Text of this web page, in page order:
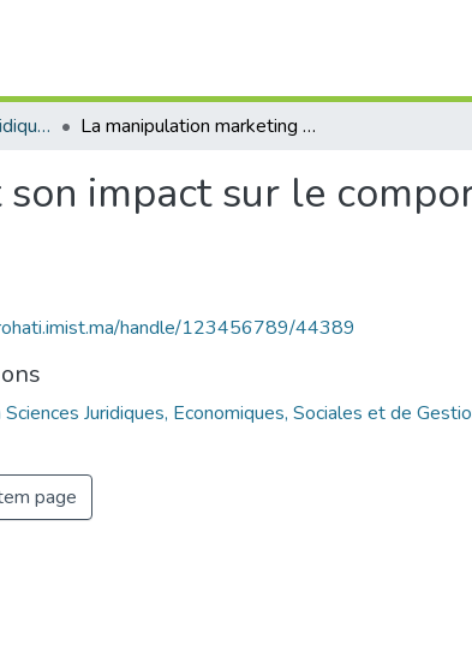
CEDoc en Sciences Juridiques, Economiques, Sociales et de Gestion (CED - SJESG) La manipulation marketing et son impact sur le comportement du consommateur marocain
impact sur le
handle/123456789/44389
Sciences Juridiques, Economiques, Sociales et de
page